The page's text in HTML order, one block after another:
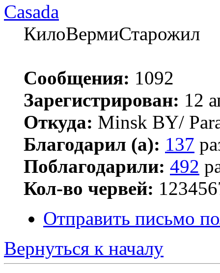
Casada
КилоВермиСтарожил
Сообщения: 1092
Зарегистрирован: 12
Откуда: Minsk BY/
Благодарил (а): 137
Поблагодарили: 492
Кол-во червей:
Отправить письмо
Вернуться к началу